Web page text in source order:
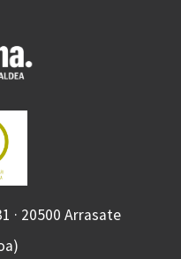
· 20500 Arrasate